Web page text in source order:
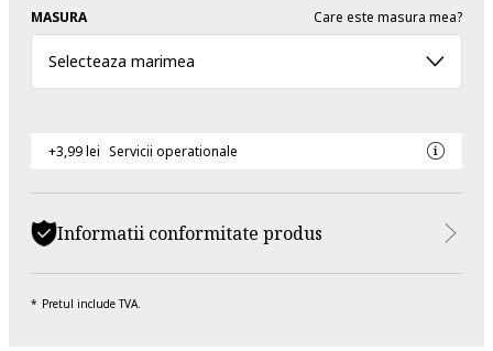
MASURA Care este masura mea?
Selecteaza marimea
+3,99 lei Servicii operationale
Informatii conformitate produs
Pretul include TVA.